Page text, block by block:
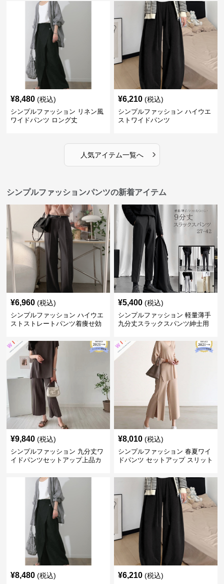
¥8,480 (税込)
シンプルファッション リネン風
ワイドパンツ ロング丈
¥6,210 (税込)
シンプルファッション ハイウエ
ストワイドパンツ
人気アイテム一覧へ ›
シンプルファッションパンツの新着アイテム
¥6,960 (税込)
シンプルファッション ハイウエ
ストストレートパンツ着痩せ効
¥5,400 (税込)
シンプルファッション 軽量薄手
九分丈スラックスパンツ紳士用
¥9,840 (税込)
シンプルファッション 九分丈ワ
イドパンツセットアップ上品カ
¥8,010 (税込)
シンプルファッション 春夏ワイ
ドパンツ セットアップ スリット
¥8,480 (税込) ¥6,210 (税込)